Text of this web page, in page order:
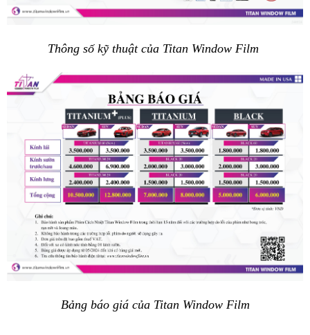
Thông số kỹ thuật của Titan Window Film
Bảng báo giá của Titan Window Film